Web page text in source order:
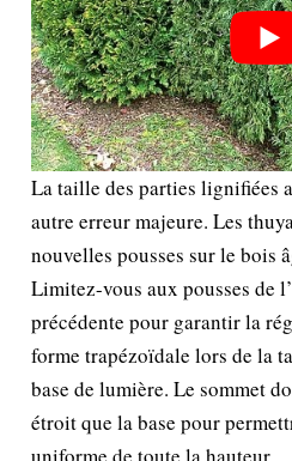
La taille des parties lignifiées
autre erreur majeure. Les
nouvelles pousses sur le bois
Limitez-vous aux pousses de
précédente pour garantir la
forme trapézoïdale lors de la
base de lumière. Le sommet
étroit que la base pour